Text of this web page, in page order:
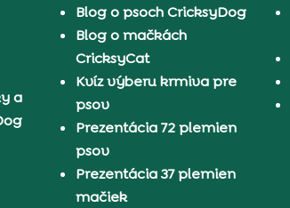
a
Blog o psoch CricksyDog
Blog o mačkách
CricksyCat
Kvíz výberu krmiva pre
psov
Prezentácia 72 plemien
psov
Prezentácia 37 plemien
mačiek